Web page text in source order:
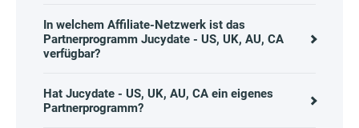
In welchem Affiliate-Netzwerk ist das
Partnerprogramm Jucydate - US, UK, AU, CA
verfügbar?
Hat Jucydate - US, UK, AU, CA ein eigenes
Partnerprogramm?